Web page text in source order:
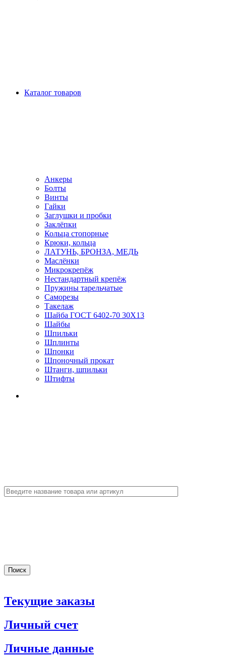
Каталог товаров
Анкеры
Болты
Винты
Гайки
Заглушки и пробки
Заклёпки
Кольца стопорные
Крюки, кольца
ЛАТУНЬ, БРОНЗА, МЕДЬ
Маслёнки
Микрокрепёж
Нестандартный крепёж
Пружины тарельчатые
Саморезы
Такелаж
Шайба ГОСТ 6402-70 30Х13
Шайбы
Шпильки
Шплинты
Шпонки
Шпоночный прокат
Штанги, шпильки
Штифты
Текущие заказы
Личный счет
Личные данные